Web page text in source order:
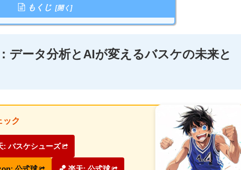
もくじ
データ分析とAIが変えるバスケの未来と
ック
: バスケシューズ